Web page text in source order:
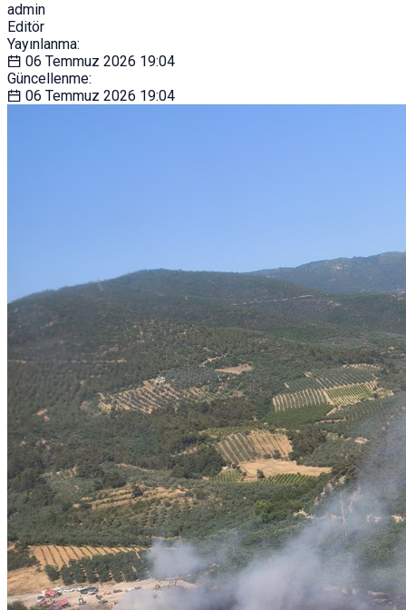
admin
Editör
Yayınlanma:
06 Temmuz 2026 19:04
Güncellenme:
06 Temmuz 2026 19:04